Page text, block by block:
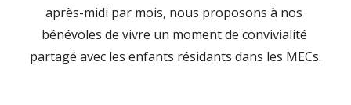
après-midi par mois, nous proposons à nos
bénévoles de vivre un moment de convivialité
partagé avec les enfants résidants dans les MECs.